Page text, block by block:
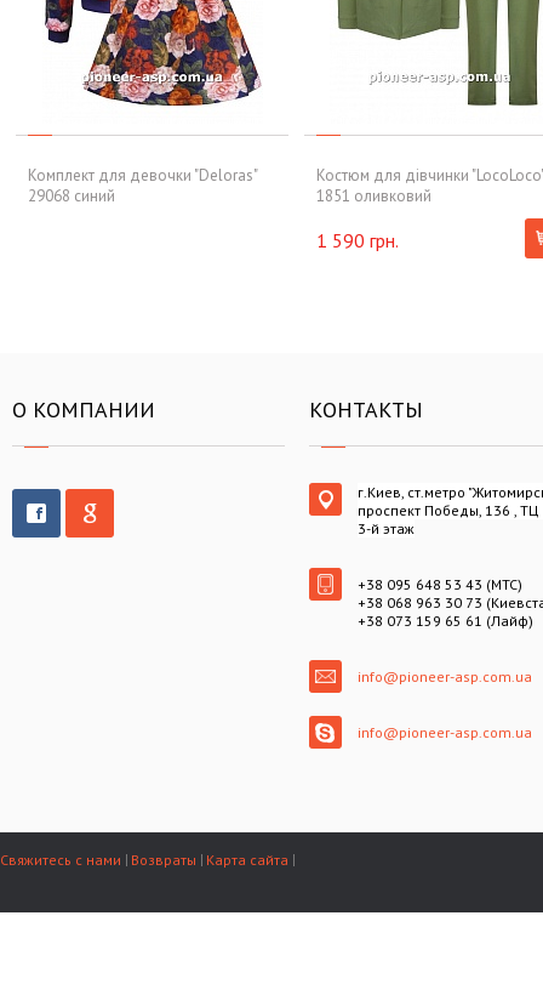
Комплект для девочки "Deloras"
29068 синий
Костюм для дівчинки "LocoLoco"
1851 оливковий
1 590 грн.
О КОМПАНИИ КОНТАКТЫ
г.Киев, ст.метро
проспект Победы, 136 , ТЦ
3-й этаж
+38 095 648 53 43 (МТС)
+38 068 963 30 73
+38 073 159 65 61 (Лайф)
info@pioneer-asp.com.ua
info@pioneer-asp.com.ua
Свяжитесь с нами Возвраты Карта сайта